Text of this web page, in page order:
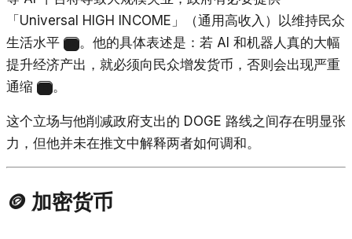
「Universal HIGH INCOME」（通用高收入）以维持民众
生活水平
。他的具体表述是：若 AI 和机器人真的大幅
提升经济产出，就必须向民众增发货币，否则会出现严重
通缩
。
这个立场与他削减政府支出的 DOGE 路线之间存在明显张
力，但他并未在推文中解释两者如何调和。
🪙 加密货币